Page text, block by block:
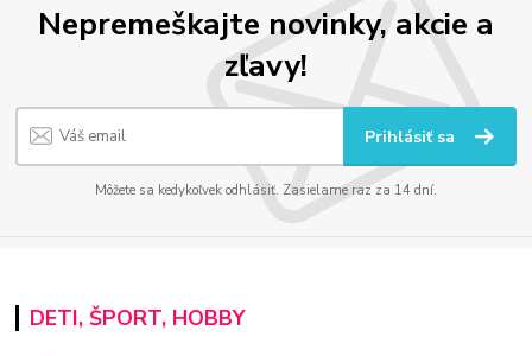
Nepremeškajte novinky, akcie a
zľavy!
Prihlásiť sa
Môžete sa kedykoľvek odhlásiť. Zasielame raz za 14 dní.
DETI, ŠPORT, HOBBY